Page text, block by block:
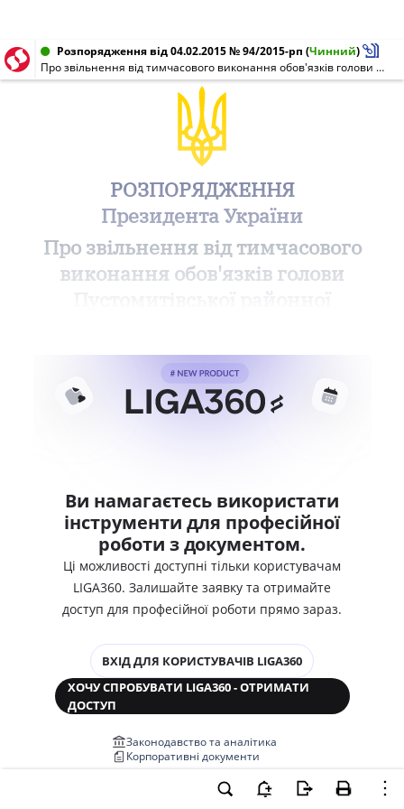
Розпорядження від 04.02.2015 № 94/2015-рп (Чинний)
Про звільнення від тимчасового виконання обов'язків голови Пустомитівської районної державної адміністрації Львівської області
РОЗПОРЯДЖЕННЯ
Президента України
Про звільнення від тимчасового
виконання обов'язків голови
Ви намагаєтесь використати
інструменти для професійної
роботи з документом.
Ці можливості доступні тільки користувачам
LIGA360. Залишайте заявку та отримайте
доступ для професійної роботи прямо зараз.
ВХІД ДЛЯ КОРИСТУВАЧІВ LIGA360
ХОЧУ СПРОБУВАТИ LIGA360 - ОТРИМАТИ
ДОСТУП
Законодавство та аналітика
Корпоративні документи
Медіааналіз та репутація